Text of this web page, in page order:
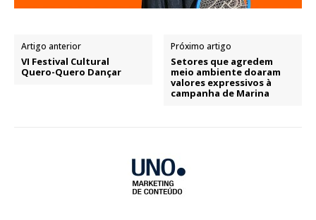
Artigo anterior
VI Festival Cultural
Quero-Quero Dançar
Próximo artigo
Setores que agredem
meio ambiente doaram
valores expressivos à
campanha de Marina